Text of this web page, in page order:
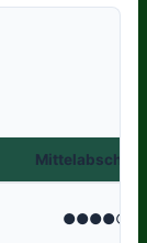
Mittelabschnitt
●●●●○